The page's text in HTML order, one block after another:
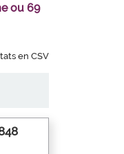
ou 69
en CSV